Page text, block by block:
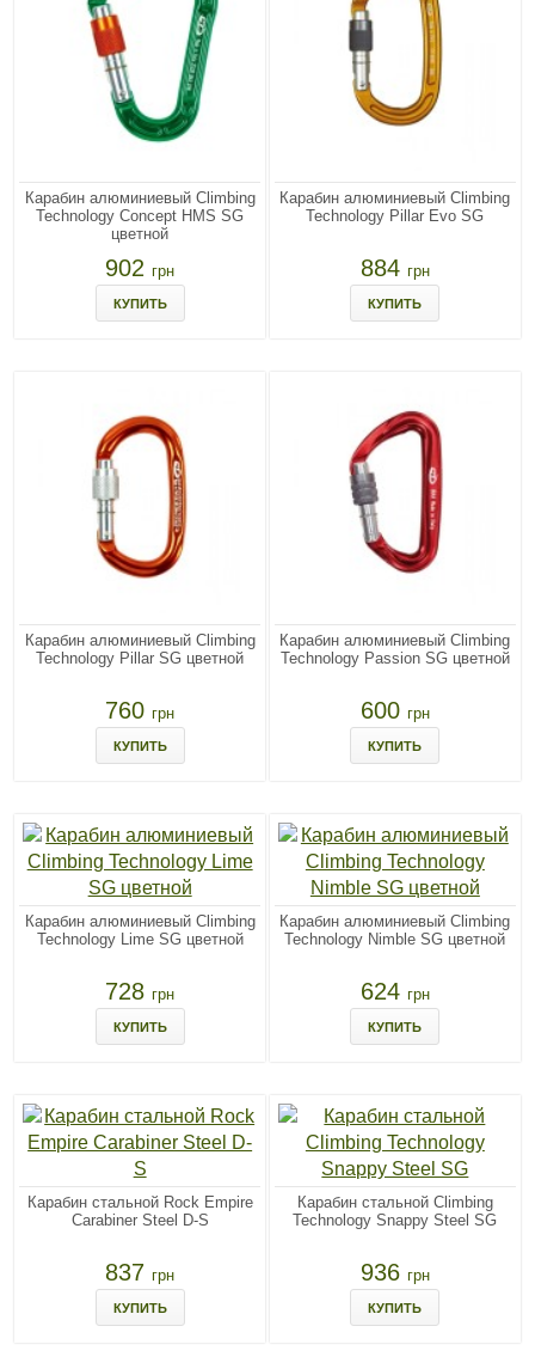
Карабин алюминиевый Climbing
Technology Concept HMS SG
цветной
902грн
КУПИТЬ
Карабин алюминиевый Climbing
Technology Pillar Evo SG
884 грн
КУПИТЬ
Карабин алюминиевый Climbing
Technology Pillar SG цветной
760грн
КУПИТЬ
Карабин алюминиевый Climbing
Technology Passion SG цветной
600 грн
КУПИТЬ
Карабин алюминиевый Climbing
Technology Lime SG цветной
728грн
КУПИТЬ
Карабин алюминиевый Climbing
Technology Nimble SG цветной
624 грн
КУПИТЬ
Карабин стальной Rock Empire
Carabiner Steel D-S
837грн
КУПИТЬ
Карабин стальной Climbing
Technology Snappy Steel SG
936 грн
КУПИТЬ